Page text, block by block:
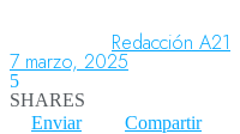
Aeronáutica
Aeropuertos
Redacción A21
7 marzo, 2025
5
SHARES
Enviar
Compartir